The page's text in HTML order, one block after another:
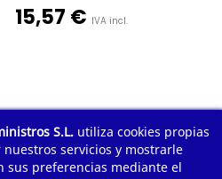
15,57 € IVA incl.
1 2 3 ... 15
S.L. utiliza cookies propias
servicios y mostrarle
sus preferencias mediante el